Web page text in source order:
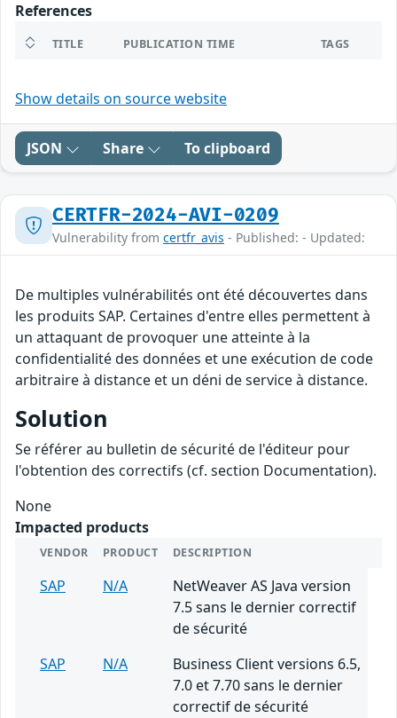
References
TITLE PUBLICATION TIME TAGS
Show details on source website
JSON Share To clipboard
CERTFR-2024-AVI-0209
Vulnerability from certfr_avis - Published: - Updated:
De multiples vulnérabilités ont été découvertes dans
les produits SAP. Certaines d'entre elles permettent à
un attaquant de provoquer une atteinte à la
confidentialité des données et une exécution de code
arbitraire à distance et un déni de service à distance.
Solution
Se référer au bulletin de sécurité de l'éditeur pour
l'obtention des correctifs (cf. section Documentation).
None
Impacted products
VENDOR PRODUCT DESCRIPTION
SAP N/A
NetWeaver AS Java version
7.5 sans le dernier correctif
de sécurité
SAP
N/A
Business Client versions 6.5,
7.0 et 7.70 sans le dernier
correctif de sécurité